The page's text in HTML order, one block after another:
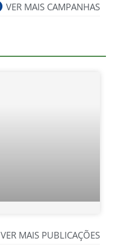
VER MAIS CAMPANHAS
VER MAIS PUBLICAÇÕES